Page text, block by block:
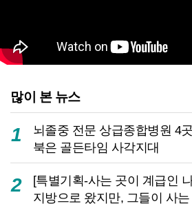
많이 본 뉴스
1
뇌졸중 전문 상급종합병원 4
북은 골든타임 사각지대
2
[특별기획-사는 곳이 계급인
지방으로 왔지만, 그들이 사